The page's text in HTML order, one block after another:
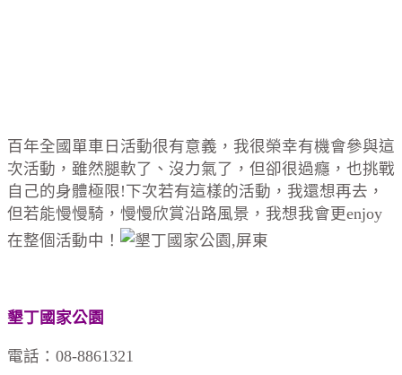
百年全國單車日活動很有意義，我很榮幸有機會參與這
次活動，雖然腿軟了、沒力氣了，但卻很過癮，也挑戰
自己的身體極限!下次若有這樣的活動，我還想再去，
但若能慢慢騎，慢慢欣賞沿路風景，我想我會更enjoy
在整個活動中！
墾丁國家公園
電話：08-8861321